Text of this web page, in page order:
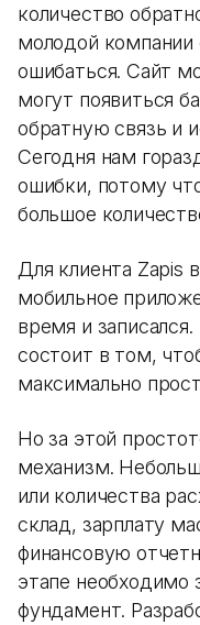
количество
молодой компании
ошибаться. Сайт
могут появиться
обратную связь и
Сегодня нам
ошибки, потому
большое
Для клиента Zapis
мобильное
время и
состоит в том,
максимально
Но за этой
механизм.
или количества
склад, зарплату
финансовую
этапе необходимо
фундамент.